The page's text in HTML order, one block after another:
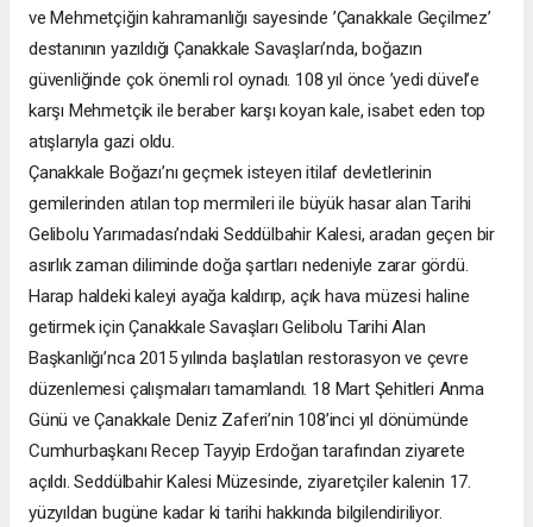
ve Mehmetçiğin kahramanlığı sayesinde ’Çanakkale Geçilmez’
destanının yazıldığı Çanakkale Savaşları’nda, boğazın
güvenliğinde çok önemli rol oynadı. 108 yıl önce ’yedi düvel’e
karşı Mehmetçik ile beraber karşı koyan kale, isabet eden top
atışlarıyla gazi oldu.
Çanakkale Boğazı’nı geçmek isteyen itilaf devletlerinin
gemilerinden atılan top mermileri ile büyük hasar alan Tarihi
Gelibolu Yarımadası’ndaki Seddülbahir Kalesi, aradan geçen bir
asırlık zaman diliminde doğa şartları nedeniyle zarar gördü.
Harap haldeki kaleyi ayağa kaldırıp, açık hava müzesi haline
getirmek için Çanakkale Savaşları Gelibolu Tarihi Alan
Başkanlığı’nca 2015 yılında başlatılan restorasyon ve çevre
düzenlemesi çalışmaları tamamlandı. 18 Mart Şehitleri Anma
Günü ve Çanakkale Deniz Zaferi’nin 108’inci yıl dönümünde
Cumhurbaşkanı Recep Tayyip Erdoğan tarafından ziyarete
açıldı. Seddülbahir Kalesi Müzesinde, ziyaretçiler kalenin 17.
yüzyıldan bugüne kadar ki tarihi hakkında bilgilendiriliyor.